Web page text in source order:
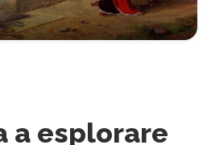
a esplorare